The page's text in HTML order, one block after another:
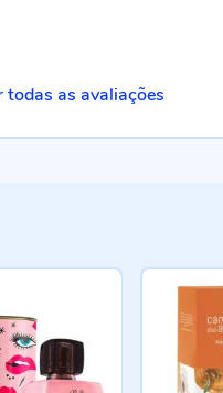
todas as avaliações